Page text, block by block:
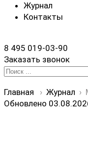
Журнал
Контакты
8 495 019-03-90
Заказать звонок
Search
Главная
› Журнал ›
Обновлено